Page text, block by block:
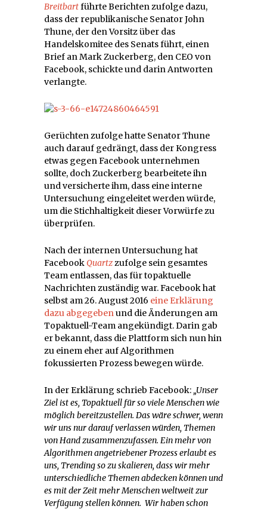
Breitbartführte Berichten zufolge dazu,
dass der republikanische Senator John
Thune, der den Vorsitz über das
Handelskomitee des Senats führt, einen
Brief an Mark Zuckerberg, den CEO von
Facebook, schickte und darin Antworten
verlangte.
Gerüchten zufolge hatte Senator Thune
auch darauf gedrängt, dass der Kongress
etwas gegen Facebook unternehmen
sollte, doch Zuckerberg bearbeitete ihn
und versicherte ihm, dass eine interne
Untersuchung eingeleitet werden würde,
um die Stichhaltigkeit dieser Vorwürfe zu
überprüfen.
Nach der internen Untersuchung hat
FacebookQuartzzufolge sein gesamtes
Team entlassen, das für topaktuelle
Nachrichten zuständig war. Facebook hat
selbst am 26. August 2016 eine Erklärung
dazu abgegebenund die Änderungen am
Topaktuell-Team angekündigt. Darin gab
er bekannt, dass die Plattform sich nun hin
zu einem eher auf Algorithmen
fokussierten Prozess bewegen würde.
In der Erklärung schrieb Facebook:„Unser
Ziel ist es, Topaktuell für so viele Menschen wie
möglich bereitzustellen. Das wäre schwer, wenn
wir uns nur darauf verlassen würden, Themen
von Hand zusammenzufassen. Ein mehr von
Algorithmen angetriebener Prozess erlaubt es
uns, Trending so zu skalieren, dass wir mehr
unterschiedliche Themen abdecken können und
es mit der Zeit mehr Menschen weltweit zur
Verfügung stellen können. Wir haben schon